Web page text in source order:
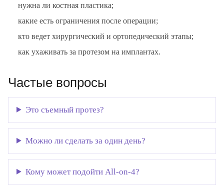
нужна ли костная пластика;
какие есть ограничения после операции;
кто ведет хирургический и ортопедический этапы;
как ухаживать за протезом на имплантах.
Частые вопросы
Это съемный протез?
Можно ли сделать за один день?
Кому может подойти All-on-4?